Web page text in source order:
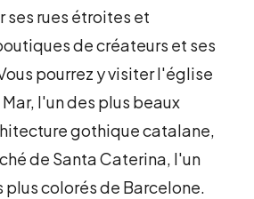
ses rues étroites et
de créateurs et ses
pourrez y visiter l'église
l'un des plus beaux
gothique catalane,
de Santa Caterina, l'un
plus colorés de Barcelone.